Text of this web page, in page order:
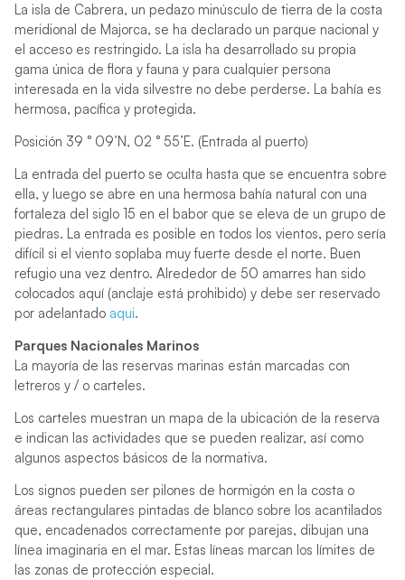
La isla de Cabrera, un pedazo minúsculo de tierra de la costa
meridional de Majorca, se ha declarado un parque nacional y
el acceso es restringido. La isla ha desarrollado su propia
gama única de flora y fauna y para cualquier persona
interesada en la vida silvestre no debe perderse. La bahía es
hermosa, pacífica y protegida.
Posición 39 ° 09’N, 02 ° 55’E. (Entrada al puerto)
La entrada del puerto se oculta hasta que se encuentra sobre
ella, y luego se abre en una hermosa bahía natural con una
fortaleza del siglo 15 en el babor que se eleva de un grupo de
piedras. La entrada es posible en todos los vientos, pero sería
difícil si el viento soplaba muy fuerte desde el norte. Buen
refugio una vez dentro. Alrededor de 50 amarres han sido
colocados aquí (anclaje está prohibido) y debe ser reservado
por adelantado aqui.
Parques Nacionales Marinos
La mayoría de las reservas marinas están marcadas con
letreros y / o carteles.
Los carteles muestran un mapa de la ubicación de la reserva
e indican las actividades que se pueden realizar, así como
algunos aspectos básicos de la normativa.
Los signos pueden ser pilones de hormigón en la costa o
áreas rectangulares pintadas de blanco sobre los acantilados
que, encadenados correctamente por parejas, dibujan una
línea imaginaria en el mar. Estas líneas marcan los límites de
las zonas de protección especial.